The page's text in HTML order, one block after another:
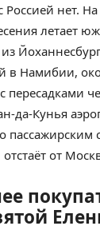
нет. На
летает
в Намибии,
пересадками
да-Кунья
от